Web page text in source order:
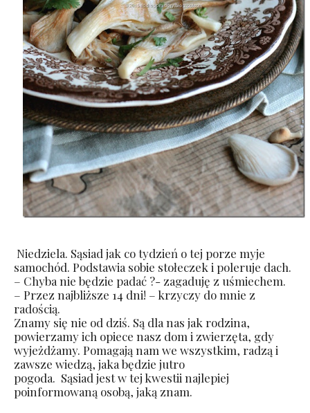
Niedziela. Sąsiad jak co tydzień o tej porze myje
samochód. Podstawia sobie stołeczek i poleruje dach.
– Chyba nie będzie padać ?- zagaduję z uśmiechem.
– Przez najbliższe 14 dni! – krzyczy do mnie z
radością.
Znamy się nie od dziś. Są dla nas jak rodzina,
powierzamy ich opiece nasz dom i zwierzęta, gdy
wyjeżdżamy. Pomagają nam we wszystkim, radzą i
zawsze wiedzą, jaka będzie jutro
pogoda. Sąsiad jest w tej kwestii najlepiej
poinformowaną osobą, jaką znam.